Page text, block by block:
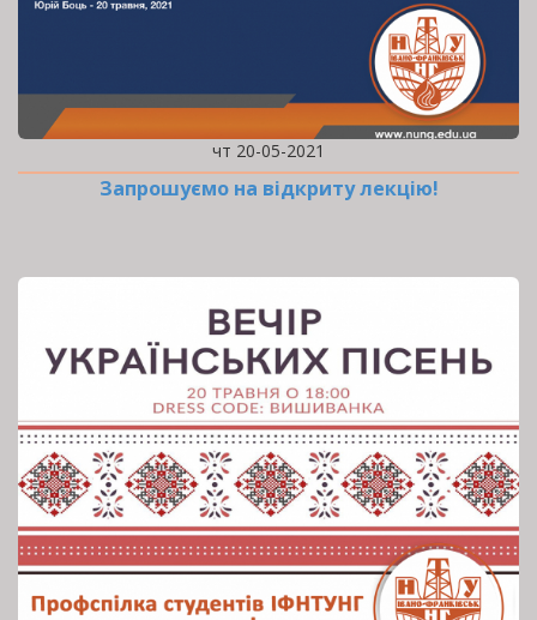
чт 20-05-2021
Запрошуємо на відкриту лекцію!